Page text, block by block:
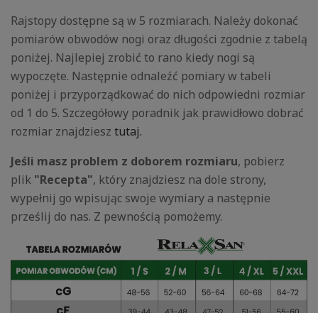
Rajstopy dostępne są w 5 rozmiarach. Należy dokonać
pomiarów obwodów nogi oraz długości zgodnie z tabelą
poniżej. Najlepiej zrobić to rano kiedy nogi są
wypoczęte. Następnie odnaleźć pomiary w tabeli
poniżej i przyporządkować do nich odpowiedni rozmiar
od 1 do 5. Szczegółowy poradnik jak prawidłowo dobrać
rozmiar znajdziesz tutaj.
Jeśli masz problem z doborem rozmiaru, pobierz
plik "Recepta", który znajdziesz na dole strony,
wypełnij go wpisując swoje wymiary a następnie
prześlij do nas. Z pewnością pomożemy.